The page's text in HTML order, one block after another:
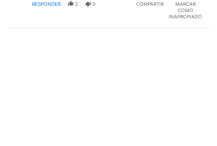
RESPONDER 2 0 COMPARTIR
MARCAR
COMO
INAPROPIADO